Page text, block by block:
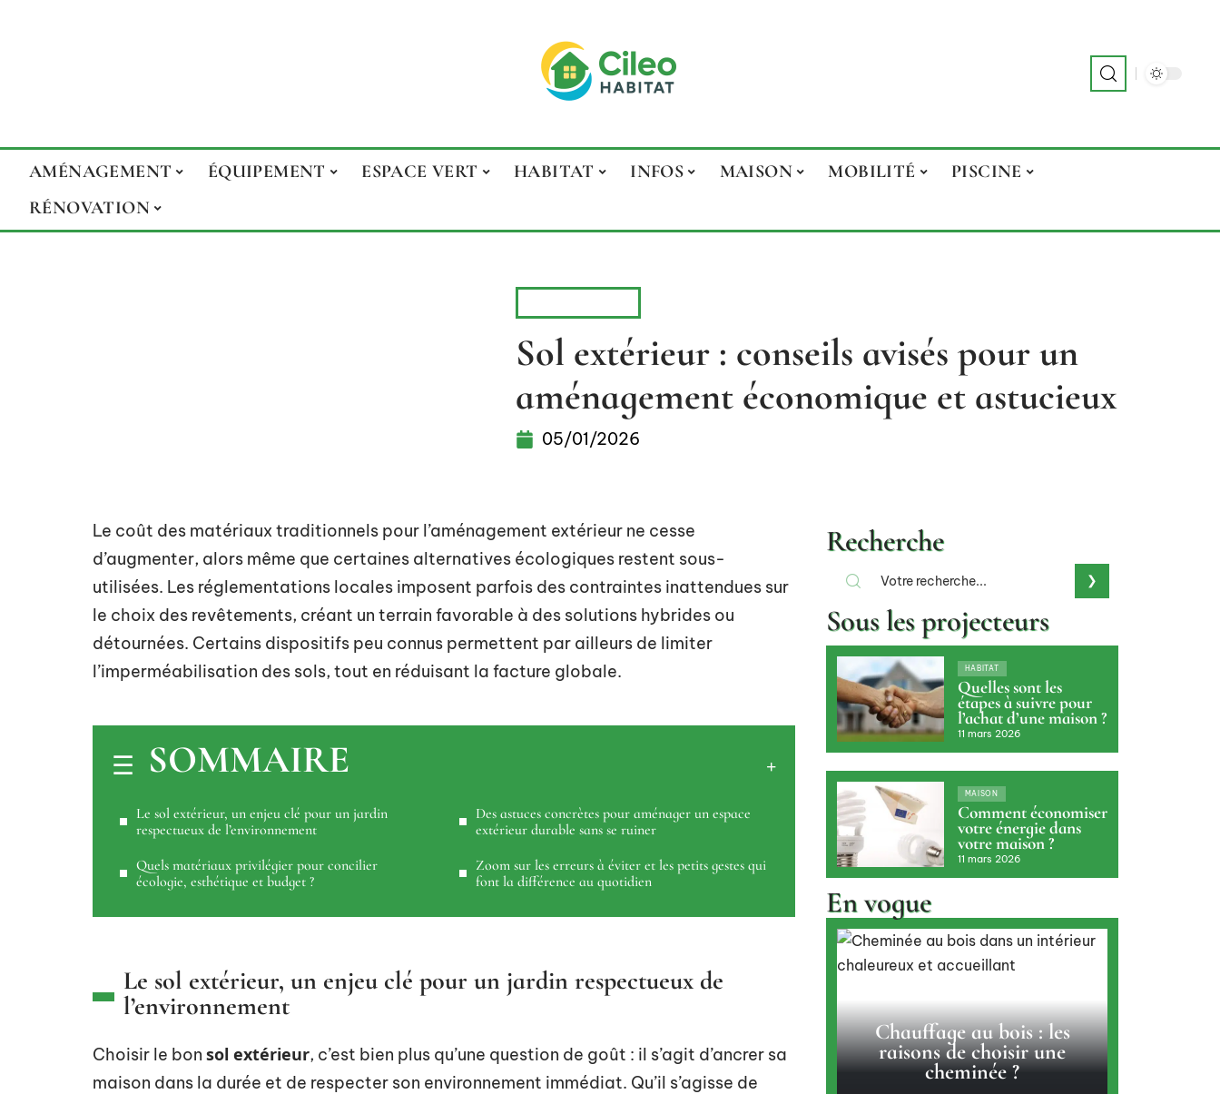
AMÉNAGEMENT ÉQUIPEMENT ESPACE VERT HABITAT INFOS MAISON MOBILITÉ
PISCINE
RÉNOVATION
Sol extérieur : conseils avisés pour un
aménagement économique et astucieux
05/01/2026
Le coût des matériaux traditionnels pour l’aménagement extérieur ne cesse
d’augmenter, alors même que certaines alternatives écologiques restent sous-
utilisées. Les réglementations locales imposent parfois des contraintes inattendues sur
le choix des revêtements, créant un terrain favorable à des solutions hybrides ou
détournées. Certains dispositifs peu connus permettent par ailleurs de limiter
l’imperméabilisation des sols, tout en réduisant la facture globale.
SOMMAIRE
Le sol extérieur, un enjeu clé pour un jardin
respectueux de l’environnement
Quels matériaux privilégier pour concilier
écologie, esthétique et budget ?
Des astuces concrètes pour aménager un espace
extérieur durable sans se ruiner
Zoom sur les erreurs à éviter et les petits gestes qui
font la différence au quotidien
Le sol extérieur, un enjeu clé pour un jardin respectueux de
l’environnement
Choisir le bon sol extérieur, c’est bien plus qu’une question de goût : il s’agit d’ancrer sa
maison dans la durée et de respecter son environnement immédiat. Qu’il s’agisse de
Recherche
Sous les projecteurs
HABITAT
Quelles sont les
étapes à suivre pour
l’achat d’une maison ?
11 mars 2026
MAISON
Comment économiser
votre énergie dans
votre maison ?
11 mars 2026
En vogue
Chauffage au bois : les
raisons de choisir une
cheminée ?